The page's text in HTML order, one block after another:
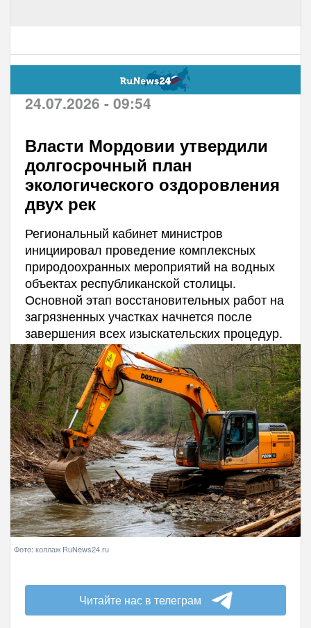
24.07.2026 - 09:54
Власти Мордовии утвердили
долгосрочный план
экологического оздоровления
двух рек
Региональный кабинет министров
инициировал проведение комплексных
природоохранных мероприятий на водных
объектах республиканской столицы.
Основной этап восстановительных работ на
загрязненных участках начнется после
завершения всех изыскательских процедур.
Фото: коллаж RuNews24.ru
Читайте нас в телеграм